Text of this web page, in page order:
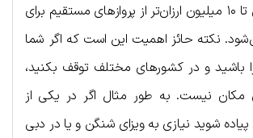
قیمت آن‌ها حتی تا ۱۰ میلیون ارزان‌تر از پروازهای مستقیم برای
نکته حائز اهمیت این است که اگر شما
باشید و در کشورهای مختلف توقف بکنید،
مکان نیست. به طور مثال اگر در یکی از
شوید نیازی به ویزای شنگن و یا در دبی